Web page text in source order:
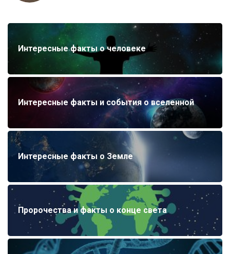
Интересные факты о человеке
Интересные факты и события о вселенной
Интересные факты о Земле
Пророчества и факты о конце света